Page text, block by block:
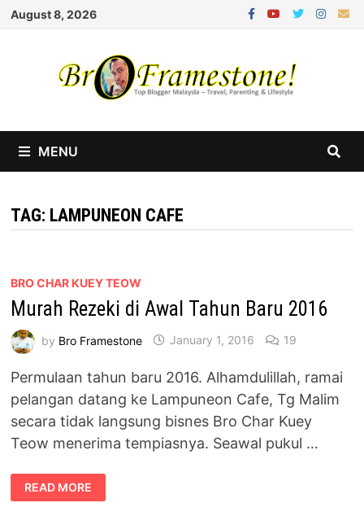
Skip
August 8, 2026
MENU
TAG: LAMPUNEON CAFE
BRO CHAR KUEY TEOW
Murah Rezeki di Awal Tahun Baru 2016
by Bro Framestone January 1, 2016 19
Permulaan tahun baru 2016. Alhamdulillah, ramai
pelangan datang ke Lampuneon Cafe, Tg Malim
secara tidak langsung bisnes Bro Char Kuey
Teow menerima tempiasnya. Seawal pukul …
MURAH
REZEKI
DI
READ MORE